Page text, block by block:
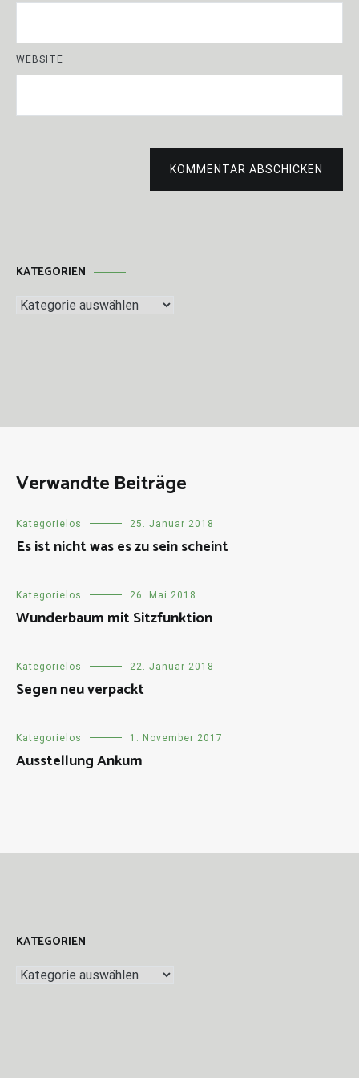
WEBSITE
KOMMENTAR ABSCHICKEN
KATEGORIEN
Kategorien
Verwandte Beiträge
Kategorielos 25. Januar 2018
Es ist nicht was es zu sein scheint
Kategorielos 26. Mai 2018
Wunderbaum mit Sitzfunktion
Kategorielos 22. Januar 2018
Segen neu verpackt
Kategorielos 1. November 2017
Ausstellung Ankum
KATEGORIEN
Kategorien